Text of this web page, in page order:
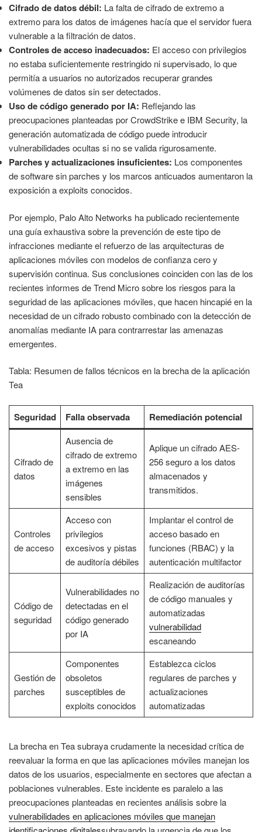
Cifrado de datos débil: La falta de cifrado de extremo a
extremo para los datos de imágenes hacía que el servidor fuera
vulnerable a la filtración de datos.
Controles de acceso inadecuados: El acceso con privilegios
no estaba suficientemente restringido ni supervisado, lo que
permitía a usuarios no autorizados recuperar grandes
volúmenes de datos sin ser detectados.
Uso de código generado por IA: Reflejando las
preocupaciones planteadas por CrowdStrike e IBM Security, la
generación automatizada de código puede introducir
vulnerabilidades ocultas si no se valida rigurosamente.
Parches y actualizaciones insuficientes: Los componentes
de software sin parches y los marcos anticuados aumentaron la
exposición a exploits conocidos.
Por ejemplo, Palo Alto Networks ha publicado recientemente
una guía exhaustiva sobre la prevención de este tipo de
infracciones mediante el refuerzo de las arquitecturas de
aplicaciones móviles con modelos de confianza cero y
supervisión continua. Sus conclusiones coinciden con las de los
recientes informes de Trend Micro sobre los riesgos para la
seguridad de las aplicaciones móviles, que hacen hincapié en la
necesidad de un cifrado robusto combinado con la detección de
anomalías mediante IA para contrarrestar las amenazas
emergentes.
Tabla: Resumen de fallos técnicos en la brecha de la aplicación
Tea
Seguridad Falla observada Remediación potencial
Cifrado de
datos
Ausencia de
cifrado de extremo
a extremo en las
imágenes
sensibles
Aplique un cifrado AES-
256 seguro a los datos
almacenados y
transmitidos.
Controles
de acceso
Acceso con
privilegios
excesivos y pistas
de auditoría débiles
Implantar el control de
acceso basado en
funciones (RBAC) y la
autenticación multifactor
Código de
seguridad
Vulnerabilidades no
detectadas en el
código generado
por IA
Realización de auditorías
de código manuales y
automatizadas
vulnerabilidad
escaneando
Gestión de
parches
Componentes
obsoletos
susceptibles de
exploits conocidos
Establezca ciclos
regulares de parches y
actualizaciones
automatizadas
La brecha en Tea subraya crudamente la necesidad crítica de
reevaluar la forma en que las aplicaciones móviles manejan los
datos de los usuarios, especialmente en sectores que afectan a
poblaciones vulnerables. Este incidente es paralelo a las
preocupaciones planteadas en recientes análisis sobre la
vulnerabilidades en aplicaciones móviles que manejan